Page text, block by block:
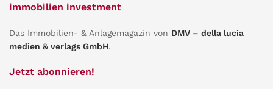
immobilien investment
Das Immobilien- & Anlagemagazin von DMV – della lucia
medien & verlags GmbH.
Jetzt abonnieren!